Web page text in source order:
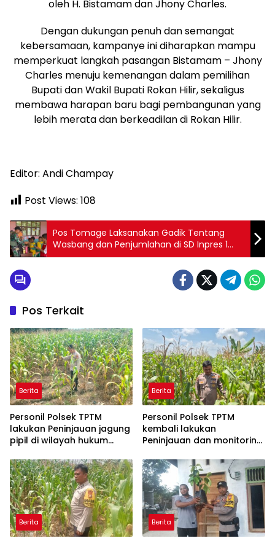
oleh H. Bistamam dan Jhony Charles.
Dengan dukungan penuh dan semangat
kebersamaan, kampanye ini diharapkan mampu
memperkuat langkah pasangan Bistamam – Jhony
Charles menuju kemenangan dalam pemilihan
Bupati dan Wakil Bupati Rokan Hilir, sekaligus
membawa harapan baru bagi pembangunan yang
lebih merata dan berkeadilan di Rokan Hilir.
Editor: Andi Champay
Post Views: 108
Pos Tomage Laksanakan Gadik Tentang
Wasbang dan Penjumlahan di SD Inpres 1
Bomberay
Pos Terkait
Berita
Personil Polsek TPTM
lakukan Peninjauan jagung
pipil di wilayah hukum
Berita
Personil Polsek TPTM
kembali lakukan
Peninjauan dan monitoring
wilayah hukum Polsek
TPTM
Berita Berita